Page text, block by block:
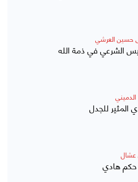
حسين العرشي
الشرعي في ذمة الله
الدميني
المثير للجدل
عشال
هادي